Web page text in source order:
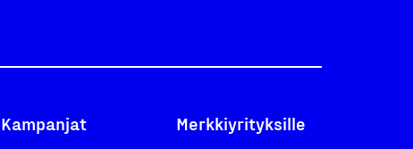
Kampanjat Merkkiyrityksille